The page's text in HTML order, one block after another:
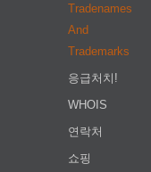
Tradenames
And
Trademarks
응급처치!
WHOIS
연락처
쇼핑